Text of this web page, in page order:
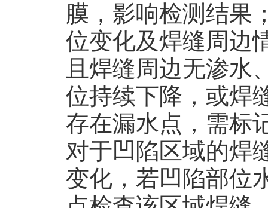
膜，影响检测结果
位变化及焊缝周边
且焊缝周边无渗水
位持续下降，或焊
存在漏水点，需标
对于凹陷区域的焊
变化，若凹陷部位